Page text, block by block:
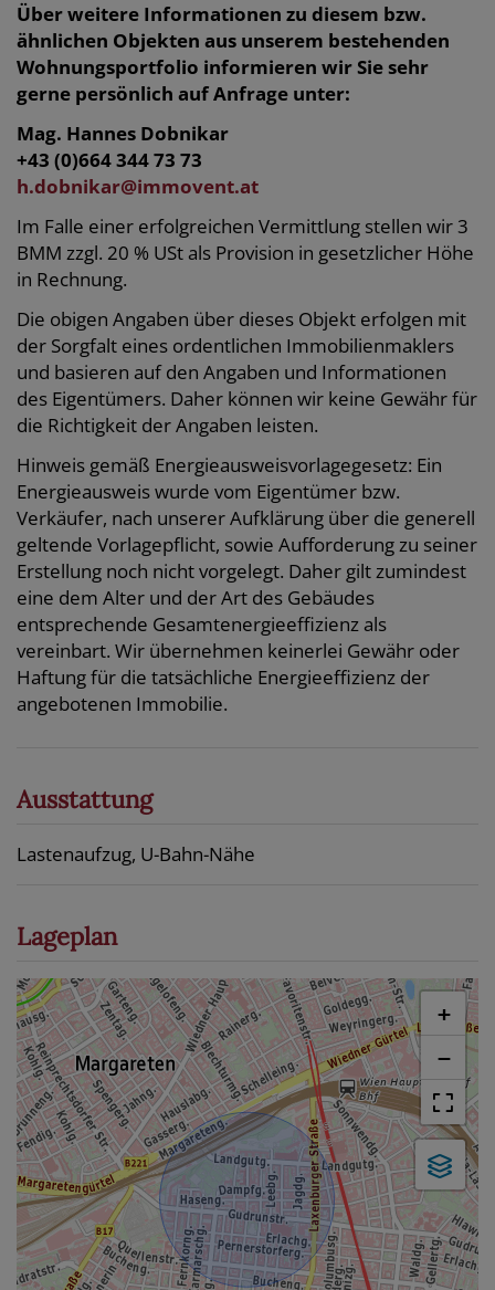
Über weitere Informationen zu diesem bzw.
ähnlichen Objekten aus unserem bestehenden
Wohnungsportfolio informieren wir Sie sehr
gerne persönlich auf Anfrage unter:
Mag. Hannes Dobnikar
+43 (0)664 344 73 73
h.dobnikar@immovent.at
Im Falle einer erfolgreichen Vermittlung stellen wir 3
BMM zzgl. 20 % USt als Provision in gesetzlicher Höhe
in Rechnung.
Die obigen Angaben über dieses Objekt erfolgen mit
der Sorgfalt eines ordentlichen Immobilienmaklers
und basieren auf den Angaben und Informationen
des Eigentümers. Daher können wir keine Gewähr für
die Richtigkeit der Angaben leisten.
Hinweis gemäß Energieausweisvorlagegesetz: Ein
Energieausweis wurde vom Eigentümer bzw.
Verkäufer, nach unserer Aufklärung über die generell
geltende Vorlagepflicht, sowie Aufforderung zu seiner
Erstellung noch nicht vorgelegt. Daher gilt zumindest
eine dem Alter und der Art des Gebäudes
entsprechende Gesamtenergieeffizienz als
vereinbart. Wir übernehmen keinerlei Gewähr oder
Haftung für die tatsächliche Energieeffizienz der
angebotenen Immobilie.
Ausstattung
Lastenaufzug U-Bahn-Nähe
Lageplan
+
−